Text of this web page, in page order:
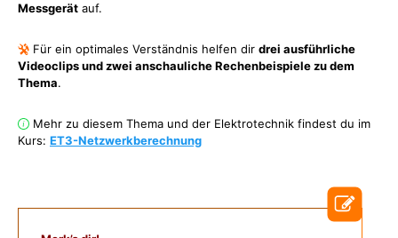
Messgerät auf.
Für ein optimales Verständnis helfen dir drei ausführliche
Videoclips und zwei anschauliche Rechenbeispiele zu dem
Thema.
Mehr zu diesem Thema und der Elektrotechnik findest du im
Kurs: ET3-Netzwerkberechnung